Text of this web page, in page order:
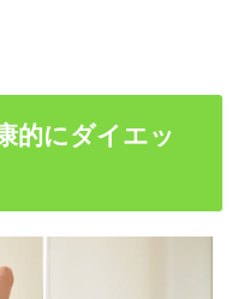
的にダイエッ